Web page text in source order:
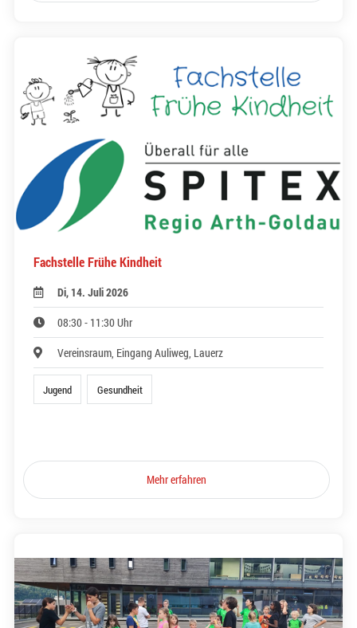
Fachstelle Frühe Kindheit
Di, 14. Juli 2026
08:30 - 11:30 Uhr
Vereinsraum, Eingang Auliweg, Lauerz
Jugend Gesundheit
Mehr erfahren